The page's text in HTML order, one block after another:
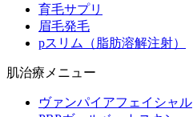
育毛サプリ
眉毛発毛
pスリム（脂肪溶解注射）
肌治療メニュー
ヴァンパイアフェイシャル